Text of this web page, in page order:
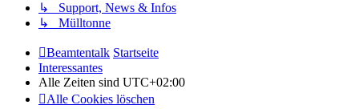
↳ Support, News & Infos
↳ Mülltonne
Beamtentalk Startseite
Interessantes
Alle Zeiten sind UTC+02:00
Alle Cookies löschen